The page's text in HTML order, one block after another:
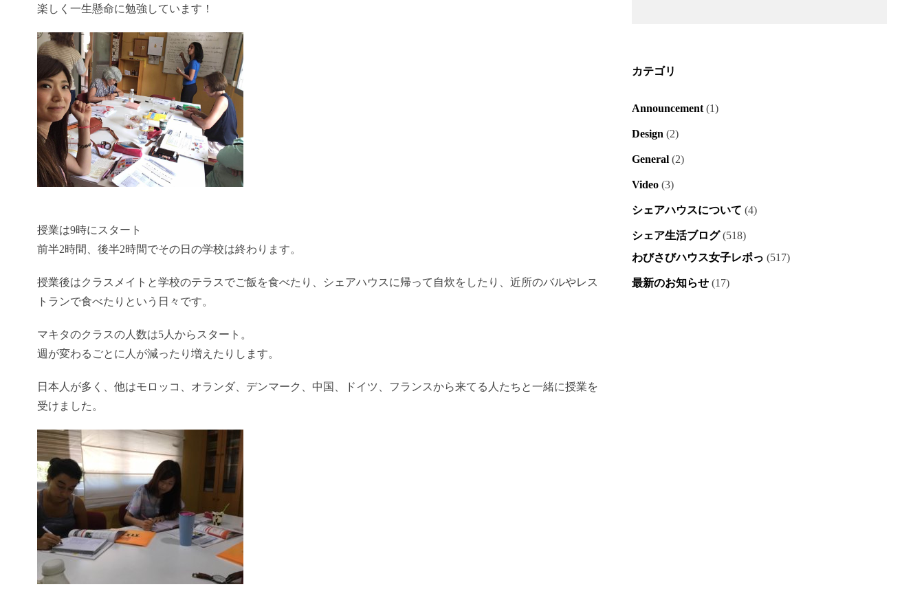
楽しく一生懸命に勉強しています！
授業は9時にスタート
前半2時間、後半2時間でその日の学校は終わります。
授業後はクラスメイトと学校のテラスでご飯を食べたり、シェアハウスに帰って自炊をしたり、近所のバルやレス
トランで食べたりという日々です。
マキタのクラスの人数は5人からスタート。
週が変わるごとに人が減ったり増えたりします。
日本人が多く、他はモロッコ、オランダ、デンマーク、中国、ドイツ、フランスから来てる人たちと一緒に授業を
受けました。
カテゴリ
Announcement (1)
Design (2)
General (2)
Video (3)
シェアハウスについて (4)
シェア生活ブログ(518)
わびさびハウス女子レポっ (517)
最新のお知らせ (17)